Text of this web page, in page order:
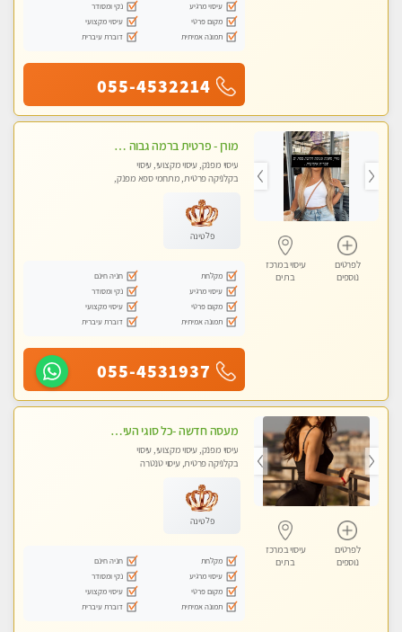
עיסוי מרגיע
נקי ומסודר
מקום פרטי
עיסוי מקצועי
תמונה אמיתית
דוברת עיברית
055-4532214
לפרטים
נוספים
עיסוי במרכז
בת ים
מורן - פרטית ברמה גבוה בבת-ים -הודעות ווצאפ בלבד
עיסוי מפנק, עיסוי מקצועי, עיסוי
בקלניקה פרטית, מתחמי ספא מפנק,
פלטינה
מקלחת
חניה חינם
עיסוי מרגיע
נקי ומסודר
מקום פרטי
עיסוי מקצועי
תמונה אמיתית
דוברת עיברית
055-4531937
לפרטים
נוספים
עיסוי במרכז
בת ים
מעסה חדשה -כל סוגי העיסויים מעסה מקצועית ואיכותית פרטי!!!מומלץ לחלוטין!! Highly recommended
עיסוי מפנק, עיסוי מקצועי, עיסוי
בקלניקה פרטית, עיסוי טנטרה
פלטינה
מקלחת
חניה חינם
עיסוי מרגיע
נקי ומסודר
מקום פרטי
עיסוי מקצועי
תמונה אמיתית
דוברת עיברית